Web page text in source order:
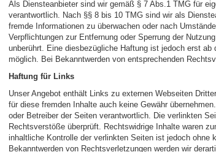
Als Diensteanbieter sind wir gemäß § 7 Abs.1 TMG für
verantwortlich. Nach §§ 8 bis 10 TMG sind wir als
fremde Informationen zu überwachen oder nach
Verpflichtungen zur Entfernung oder Sperrung der
unberührt. Eine diesbezügliche Haftung ist jedoch erst
möglich. Bei Bekanntwerden von entsprechenden
Haftung für Links
Unser Angebot enthält Links zu externen Webseiten
für diese fremden Inhalte auch keine Gewähr
oder Betreiber der Seiten verantwortlich. Die verlinkten
Rechtsverstöße überprüft. Rechtswidrige Inhalte waren
inhaltliche Kontrolle der verlinkten Seiten ist jedoch ohne
Bekanntwerden von Rechtsverletzungen werden wir